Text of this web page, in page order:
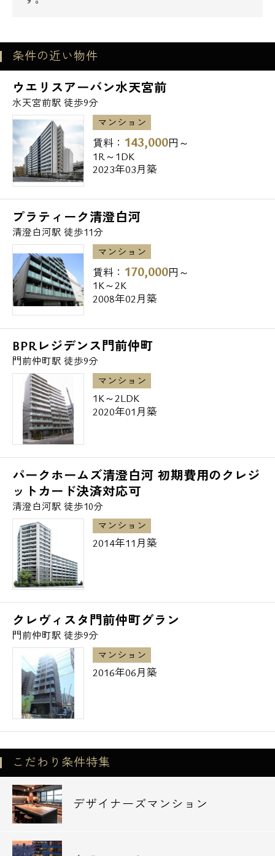
【物件概要】
物件名 ：クレヴィアリグゼ門前仲町
所在地 ：東京都江東区佐賀1-8-6
構造･規模 ：鉄筋コンクリート 造地上12階建
て
完成 ：2020年2月
総戸数 ：79戸
間取り ：1DK（77戸）・1LDK（1戸）・
2LDK（1戸）
【交通】
東京メトロ東西線・都営大江戸線 門前仲町
駅/徒歩8分
東京メトロ半蔵門線 水天宮前駅/徒歩10分
～江東区の高級賃貸マンション・デザイナー
ズマンション～
その他のエリアも含めお気軽にエスアールホ
ームまでお問い合わせ下さい。
条件の近い物件
ウエリスアーバン水天宮前
水天宮前駅 徒歩9分
マンション
賃料： 143,000円～
1R～1DK
2023年03月築
プラティーク清澄白河
清澄白河駅 徒歩11分
マンション
賃料： 170,000円～
1K～2K
2008年02月築
BPRレジデンス門前仲町
門前仲町駅 徒歩9分
マンション
1K～2LDK
2020年01月築
パークホームズ清澄白河 初期費用のクレジ
ットカード決済対応可
清澄白河駅 徒歩10分
マンション
2014年11月築
クレヴィスタ門前仲町グラン
門前仲町駅 徒歩9分
マンション
2016年06月築
こだわり条件特集
デザイナーズマンション
営業時間 10：00～18：00
メールでお問い合わせ
お問い合わせ